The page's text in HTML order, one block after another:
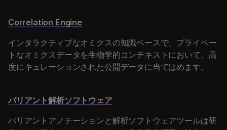
Correlation Engine
インタラクティブなオミクスの知識ベースで、プライベー
トなオミクスデータを生物学的コンテキストにおいて、高
度にキュレーションされた公開データに当てはめます。
バリアント解析ソフトウェア
バリアントアノテーションと解析ソフトウェアツールは研